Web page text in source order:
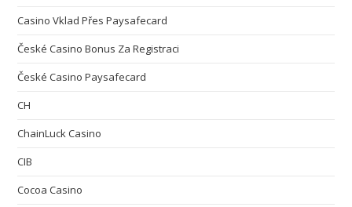
Casino Vklad Přes Paysafecard
České Casino Bonus Za Registraci
České Casino Paysafecard
CH
ChainLuck Casino
CIB
Cocoa Casino